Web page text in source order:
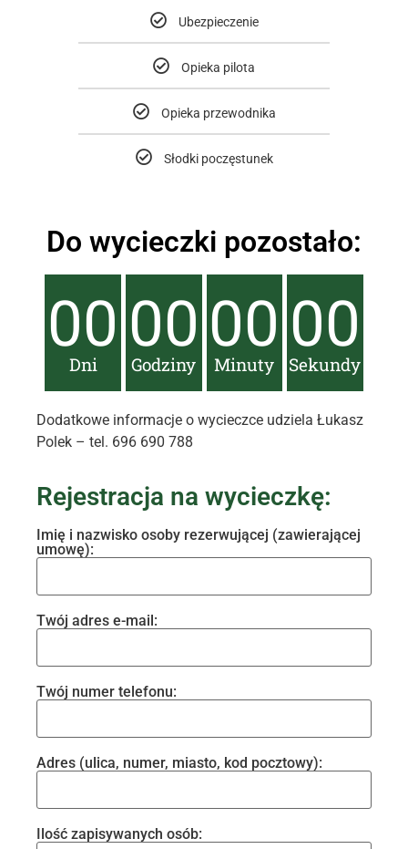
Ubezpieczenie
Opieka pilota
Opieka przewodnika
Słodki poczęstunek
Do wycieczki pozostało:
00
Dni
00
Godziny
00
Minuty
00
Sekundy
Dodatkowe informacje o wycieczce udziela Łukasz
Polek – tel. 696 690 788
Rejestracja na wycieczkę:
Imię i nazwisko osoby rezerwującej (zawierającej
umowę):
Twój adres e-mail:
Twój numer telefonu:
Adres (ulica, numer, miasto, kod pocztowy):
Ilość zapisywanych osób: